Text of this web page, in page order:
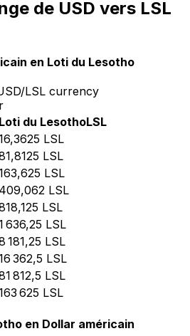
de USD vers LSL
en Loti du Lesotho
LSL currency
Loti du LesothoLSL
LSL
LSL
LSL
409,062 LSL
LSL
636,25 LSL
181,25 LSL
362,5 LSL
812,5 LSL
625 LSL
en Dollar américain